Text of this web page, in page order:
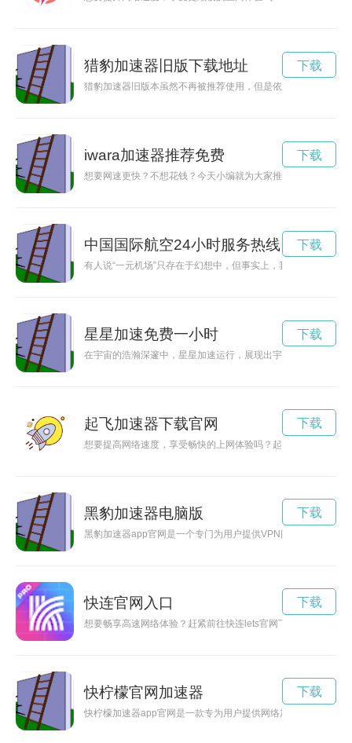
猎豹加速器旧版下载地址
猎豹加速器旧版本虽然不再被推荐使用，但是依然有一批忠实
下载
iwara加速器推荐免费
想要网速更快？不想花钱？今天小编就为大家推荐几款免费的
下载
中国国际航空24小时服务热线
有人说“一元机场”只存在于幻想中，但事实上，我们可以通过
下载
星星加速免费一小时
在宇宙的浩瀚深邃中，星星加速运行，展现出宇宙的神秘和壮美
下载
起飞加速器下载官网
想要提高网络速度，享受畅快的上网体验吗？起飞加速器是您
下载
黑豹加速器电脑版
黑豹加速器app官网是一个专门为用户提供VPN网络加速服务
下载
快连官网入口
想要畅享高速网络体验？赶紧前往快连lets官网下载最新版本，
下载
快柠檬官网加速器
快柠檬加速器app官网是一款专为用户提供网络加速和VPN隐
下载